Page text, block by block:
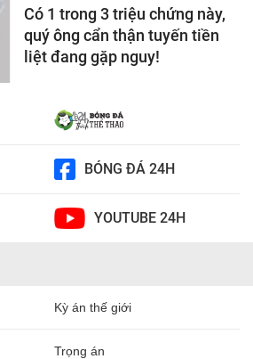
Có 1 trong 3 triệu chứng này,
quý ông cẩn thận tuyến tiền
liệt đang gặp nguy!
BÓNG ĐÁ 24H
YOUTUBE 24H
Kỳ án thế giới
Trọng án